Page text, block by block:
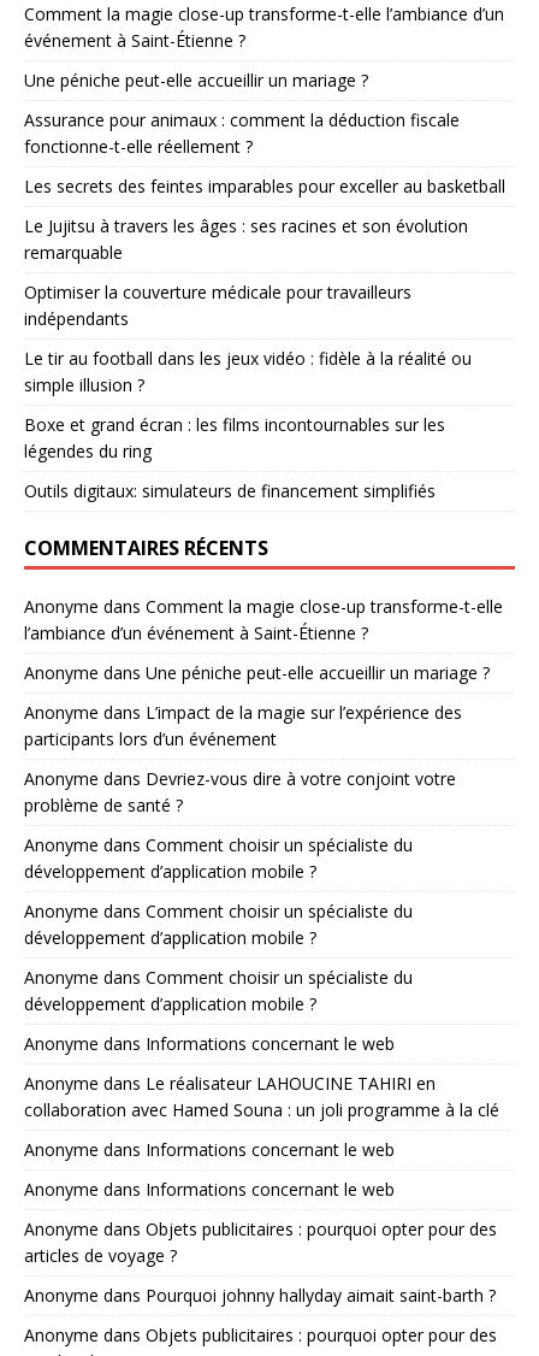
Comment la magie close-up transforme-t-elle l’ambiance d’un
événement à Saint-Étienne ?
Une péniche peut-elle accueillir un mariage ?
Assurance pour animaux : comment la déduction fiscale
fonctionne-t-elle réellement ?
Les secrets des feintes imparables pour exceller au basketball
Le Jujitsu à travers les âges : ses racines et son évolution
remarquable
Optimiser la couverture médicale pour travailleurs
indépendants
Le tir au football dans les jeux vidéo : fidèle à la réalité ou
simple illusion ?
Boxe et grand écran : les films incontournables sur les
légendes du ring
Outils digitaux: simulateurs de financement simplifiés
COMMENTAIRES RÉCENTS
Anonyme dans Comment la magie close-up transforme-t-elle
l’ambiance d’un événement à Saint-Étienne ?
Anonyme dans Une péniche peut-elle accueillir un mariage ?
Anonyme dans L’impact de la magie sur l’expérience des
participants lors d’un événement
Anonyme dans Devriez-vous dire à votre conjoint votre
problème de santé ?
Anonyme dans Comment choisir un spécialiste du
développement d’application mobile ?
Anonyme dans Comment choisir un spécialiste du
développement d’application mobile ?
Anonyme dans Comment choisir un spécialiste du
développement d’application mobile ?
Anonyme dans Informations concernant le web
Anonyme dans Le réalisateur LAHOUCINE TAHIRI en
collaboration avec Hamed Souna : un joli programme à la clé
Anonyme dans Informations concernant le web
Anonyme dans Informations concernant le web
Anonyme dans Objets publicitaires : pourquoi opter pour des
articles de voyage ?
Anonyme dans Pourquoi johnny hallyday aimait saint-barth ?
Anonyme dans Objets publicitaires : pourquoi opter pour des